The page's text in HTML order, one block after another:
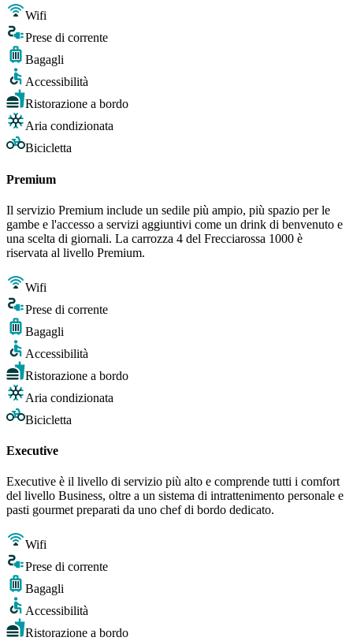
Wifi
Prese di corrente
Bagagli
Accessibilità
Ristorazione a bordo
Aria condizionata
Bicicletta
Premium
Il servizio Premium include un sedile più ampio, più spazio per le
gambe e l'accesso a servizi aggiuntivi come un drink di benvenuto e
una scelta di giornali. La carrozza 4 del Frecciarossa 1000 è
riservata al livello Premium.
Wifi
Prese di corrente
Bagagli
Accessibilità
Ristorazione a bordo
Aria condizionata
Bicicletta
Executive
Executive è il livello di servizio più alto e comprende tutti i comfort
del livello Business, oltre a un sistema di intrattenimento personale e
pasti gourmet preparati da uno chef di bordo dedicato.
Wifi
Prese di corrente
Bagagli
Accessibilità
Ristorazione a bordo